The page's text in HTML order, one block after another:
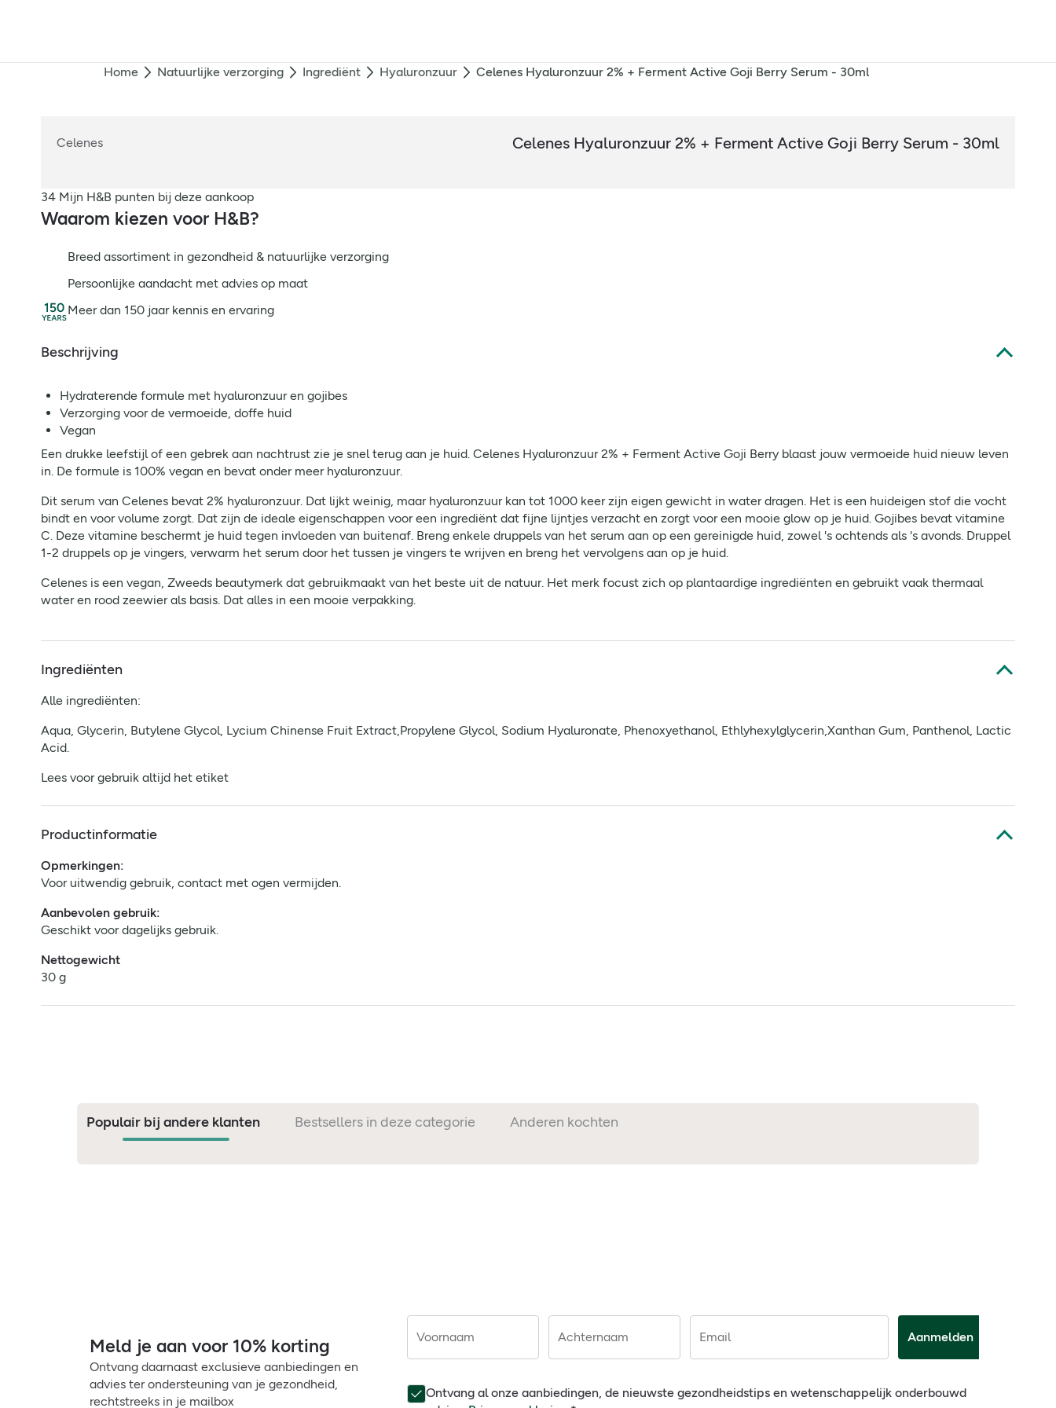
Home Natuurlijke verzorging Ingrediënt Hyaluronzuur Celenes Hyaluronzuur 2% + Ferment Active Goji Berry Serum - 30ml
Celenes Celenes Hyaluronzuur 2% + Ferment Active Goji Berry Serum - 30ml
34 Mijn H&B punten bij deze aankoop
Waarom kiezen voor H&B?
Breed assortiment in gezondheid & natuurlijke verzorging
Persoonlijke aandacht met advies op maat
Meer dan 150 jaar kennis en ervaring
Beschrijving
Hydraterende formule met hyaluronzuur en gojibes
Verzorging voor de vermoeide, doffe huid
Vegan
Een drukke leefstijl of een gebrek aan nachtrust zie je snel terug aan je huid. Celenes Hyaluronzuur 2% + Ferment Active Goji Berry blaast jouw vermoeide huid nieuw leven
in. De formule is 100% vegan en bevat onder meer hyaluronzuur.
Dit serum van Celenes bevat 2% hyaluronzuur. Dat lijkt weinig, maar hyaluronzuur kan tot 1000 keer zijn eigen gewicht in water dragen. Het is een huideigen stof die vocht
bindt en voor volume zorgt. Dat zijn de ideale eigenschappen voor een ingrediënt dat fijne lijntjes verzacht en zorgt voor een mooie glow op je huid. Gojibes bevat vitamine
C. Deze vitamine beschermt je huid tegen invloeden van buitenaf. Breng enkele druppels van het serum aan op een gereinigde huid, zowel 's ochtends als 's avonds. Druppel
1-2 druppels op je vingers, verwarm het serum door het tussen je vingers te wrijven en breng het vervolgens aan op je huid.
Celenes is een vegan, Zweeds beautymerk dat gebruikmaakt van het beste uit de natuur. Het merk focust zich op plantaardige ingrediënten en gebruikt vaak thermaal
water en rood zeewier als basis. Dat alles in een mooie verpakking.
Ingrediënten
Alle ingrediënten:
Aqua, Glycerin, Butylene Glycol, Lycium Chinense Fruit Extract,Propylene Glycol, Sodium Hyaluronate, Phenoxyethanol, Ethlyhexylglycerin,Xanthan Gum, Panthenol, Lactic
Acid.
Lees voor gebruik altijd het etiket
Productinformatie
Opmerkingen:
Voor uitwendig gebruik, contact met ogen vermijden.
Aanbevolen gebruik:
Geschikt voor dagelijks gebruik.
Nettogewicht
30 g
Populair bij andere klanten Bestsellers in deze categorie Anderen kochten ook
Meld je aan voor 10% korting
Ontvang daarnaast exclusieve aanbiedingen en
advies ter ondersteuning van je gezondheid,
rechtstreeks in je mailbox
Voornaam Achternaam Email Aanmelden
Ontvang al onze aanbiedingen, de nieuwste gezondheidstips en wetenschappelijk onderbouwd